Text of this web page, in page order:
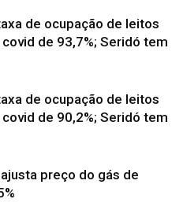
de ocupação de leitos
de 93,7%; Seridó tem
de ocupação de leitos
de 90,2%; Seridó tem
preço do gás de